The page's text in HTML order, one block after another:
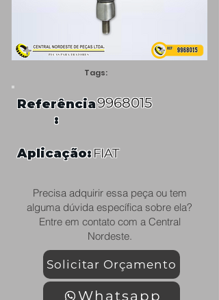
Tags:
Referência
:
9968015
Aplicação:FIAT
Precisa adquirir essa peça ou tem
alguma dúvida específica sobre ela?
Entre em contato com a Central
Nordeste.
Solicitar Orçamento
Whatsapp